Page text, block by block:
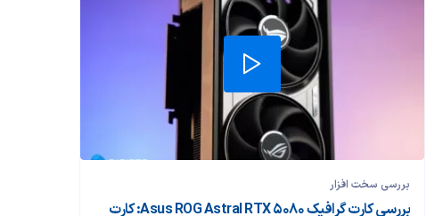
بررسی سخت افزار
بررسی کارت گرافیک Asus ROG Astral RTX 5080: کارت